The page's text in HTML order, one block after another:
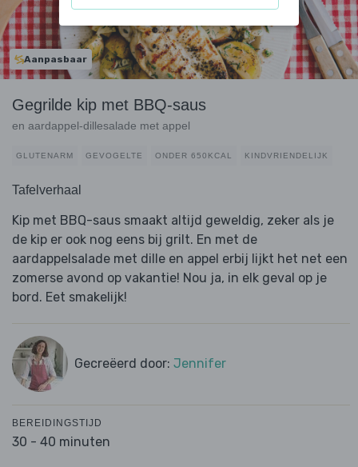
Aanpasbaar
Gegrilde kip met BBQ-saus
en aardappel-dillesalade met appel
GLUTENARM GEVOGELTE ONDER 650KCAL KINDVRIENDELIJK
Tafelverhaal
Kip met BBQ-saus smaakt altijd geweldig, zeker als je
de kip er ook nog eens bij grilt. En met de
aardappelsalade met dille en appel erbij lijkt het net een
zomerse avond op vakantie! Nou ja, in elk geval op je
bord. Eet smakelijk!
Gecreëerd door: Jennifer
BEREIDINGSTIJD
30 - 40 minuten